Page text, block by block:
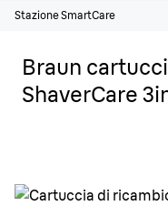
Stazione SmartCare
Braun
ShaverCare